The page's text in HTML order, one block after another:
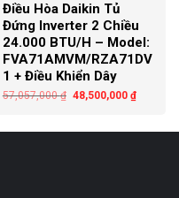
Điều Hòa Daikin Tủ
Đứng Inverter 2 Chiều
24.000 BTU/H – Model:
FVA71AMVM/RZA71DV
1 + Điều Khiển Dây
57,057,000₫ 48,500,000₫